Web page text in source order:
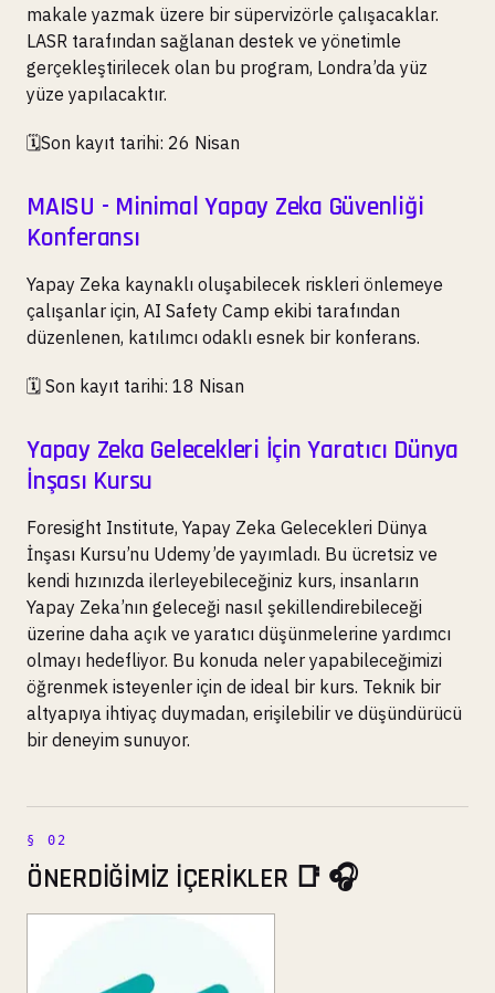
makale yazmak üzere bir süpervizörle çalışacaklar.
LASR tarafından sağlanan destek ve yönetimle
gerçekleştirilecek olan bu program, Londra’da yüz
yüze yapılacaktır.
🗓️Son kayıt tarihi: 26 Nisan
MAISU - Minimal Yapay Zeka Güvenliği
Konferansı
Yapay Zeka kaynaklı oluşabilecek riskleri önlemeye
çalışanlar için, AI Safety Camp ekibi tarafından
düzenlenen, katılımcı odaklı esnek bir konferans.
🗓️ Son kayıt tarihi: 18 Nisan
Yapay Zeka Gelecekleri İçin Yaratıcı Dünya
İnşası Kursu
Foresight Institute, Yapay Zeka Gelecekleri Dünya
İnşası Kursu’nu Udemy’de yayımladı. Bu ücretsiz ve
kendi hızınızda ilerleyebileceğiniz kurs, insanların
Yapay Zeka’nın geleceği nasıl şekillendirebileceği
üzerine daha açık ve yaratıcı düşünmelerine yardımcı
olmayı hedefliyor. Bu konuda neler yapabileceğimizi
öğrenmek isteyenler için de ideal bir kurs. Teknik bir
altyapıya ihtiyaç duymadan, erişilebilir ve düşündürücü
bir deneyim sunuyor.
ÖNERDİĞİMİZ İÇERİKLER 📑 🎧